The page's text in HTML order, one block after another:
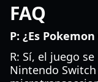
FAQ
P: ¿Es
R: Sí, el juego
Nintendo